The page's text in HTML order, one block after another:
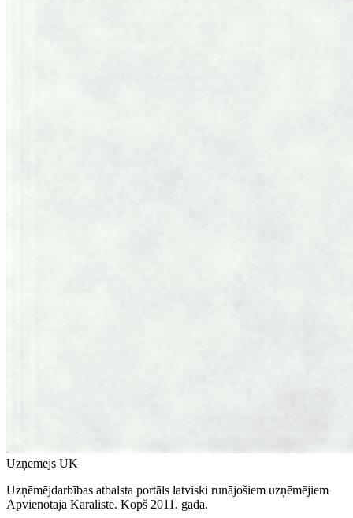
Uzņēmējs UK
Uzņēmējdarbības atbalsta portāls latviski runājošiem uzņēmējiem
Apvienotajā Karalistē. Kopš 2011. gada.